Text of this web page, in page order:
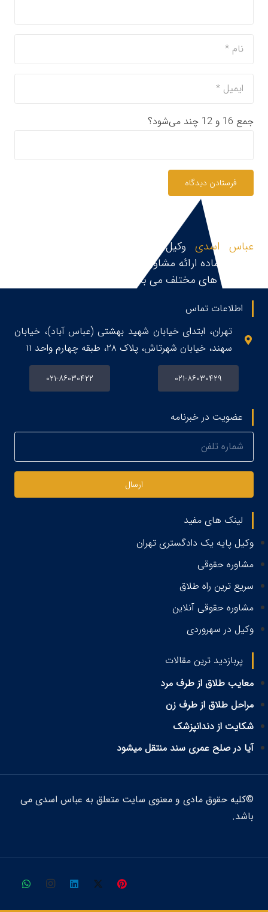
جمع 16 و 12 چند می‌شود؟
فرستادن دیدگاه
عباس اسدی وکیل پایه یک دادگستری و مشاور
حقوقی،آماده ارائه مشاوره حقوقی، قبول و پیگیری پرونده
در زمینه های مختلف می باشد.
اطلاعات تماس
تهران، ابتدای خیابان شهید بهشتی (عباس آباد)، خیابان
سهند، خیابان شهرتاش، پلاک ۲۸، طبقه چهارم واحد ۱۱
۰۲۱-۸۶۰۳۰۴۲۹ ۰۲۱-۸۶۰۳۰۴۲۲
عضویت در خبرنامه
ارسال
لینک های مفید
وکیل پایه یک دادگستری تهران
مشاوره حقوقی
سریع ترین راه طلاق
مشاوره حقوقی آنلاین
وکیل در سهروردی
پربازدید ترین مقالات
معایب طلاق از طرف مرد
مراحل طلاق از طرف زن
شکایت از دندانپزشک
آیا در صلح عمری سند منتقل میشود
©کلیه حقوق مادی و معنوی سایت متعلق به عباس اسدی می
باشد.